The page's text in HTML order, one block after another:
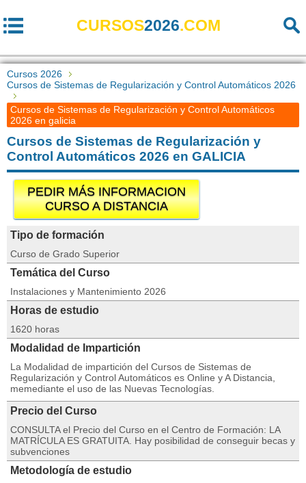
CURSOS2026.COM
Cursos 2026
Cursos de Sistemas de Regularización y Control Automáticos 2026
Cursos de Sistemas de Regularización y Control Automáticos
2026 en galicia
Cursos de Sistemas de Regularización y
Control Automáticos 2026 en GALICIA
PEDIR MÁS INFORMACION
CURSO A DISTANCIA
Tipo de formación
Curso de Grado Superior
Temática del Curso
Instalaciones y Mantenimiento 2026
Horas de estudio
1620 horas
Modalidad de Impartición
La Modalidad de impartición del Cursos de Sistemas de
Regularización y Control Automáticos es Online y A Distancia,
memediante el uso de las Nuevas Tecnologías.
Precio del Curso
CONSULTA el Precio del Curso en el Centro de Formación: LA
MATRÍCULA ES GRATUITA. Hay posibilidad de conseguir becas y
subvenciones
Metodología de estudio